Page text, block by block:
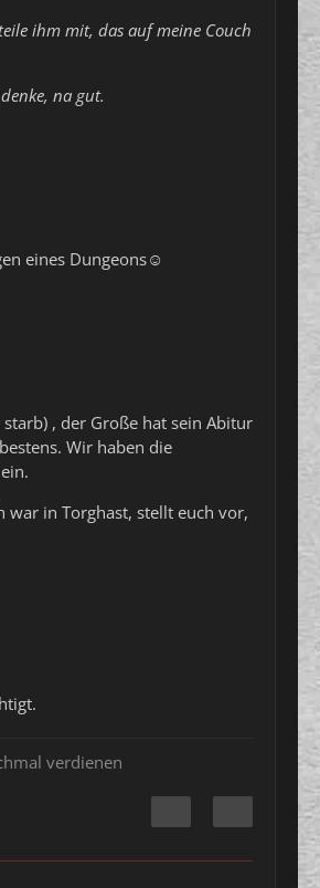
ihm mit, das auf meine Couch
na gut.
eines Dungeons☺️
, der Große hat sein Abitur
Wir haben die
war in Torghast, stellt euch vor,
verdienen